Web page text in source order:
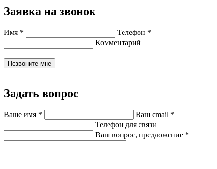
Заявка на звонок
Имя * Телефон *
Комментарий
Позвоните мне
Задать вопрос
Ваше имя * Ваш email *
Телефон для связи
Ваш вопрос, предложение *